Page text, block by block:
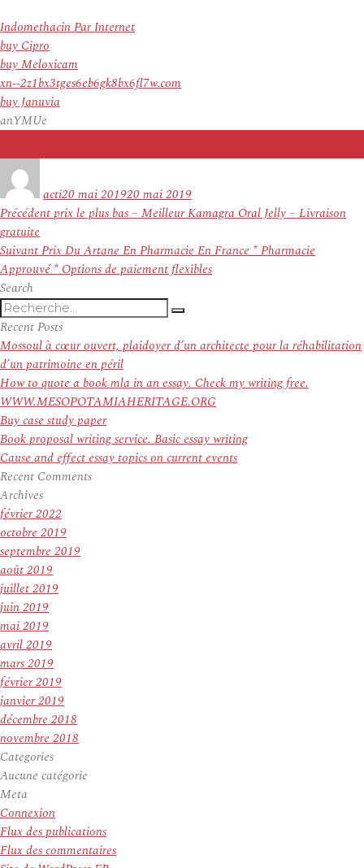
Indomethacin Par Internet
buy Cipro
buy Meloxicam
xn--2z1bx3tges6eb6gk8bx6fl7w.com
buy Januvia
anYMUe
actile
20 mai 201920 mai 2019
Navigation
de
l’article
PrécédentArticle
prix le plus bas – Meilleur Kamagra Oral Jelly – Livraison
gratuite
SuivantArticle
suivant :
Prix Du Artane En Pharmacie En France * Pharmacie
Approuvé * Options de paiement flexibles
Search
Recherche
pour
:
Recherche
Recent Posts
Mossoul à cœur ouvert, plaidoyer d’un architecte pour la réhabilitation
d’un patrimoine en péril
How to quote a book mla in an essay. Check my writing free.
WWW.MESOPOTAMIAHERITAGE.ORG
Buy case study paper
Book proposal writing service. Basic essay writing
Cause and effect essay topics on current events
Recent Comments
Archives
février 2022
octobre 2019
septembre 2019
août 2019
juillet 2019
juin 2019
mai 2019
avril 2019
mars 2019
février 2019
janvier 2019
décembre 2018
novembre 2018
Categories
Aucune catégorie
Meta
Connexion
Flux des publications
Flux des commentaires